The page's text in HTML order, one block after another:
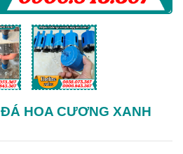
HOA CƯƠNG XANH